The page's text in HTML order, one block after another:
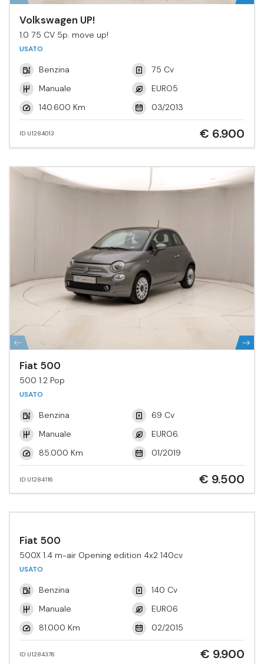
Volkswagen UP!
1.0 75 CV 5p. move up!
USATO
Benzina
75 Cv
Manuale
EURO5
140.600 Km
03/2013
ID U1284013 € 6.900
Fiat 500
500 1.2 Pop
USATO
Benzina
69 Cv
Manuale
EURO6.
85.000 Km
01/2019
ID U1284116 € 9.500
Fiat 500
500X 1.4 m-air Opening edition 4x2 140cv
USATO
Benzina
140 Cv
Manuale
EURO6
81.000 Km
02/2015
ID U1284376 € 9.900